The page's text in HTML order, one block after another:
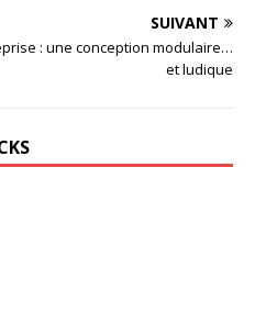
SUIVANT
: une conception modulaire…
et ludique